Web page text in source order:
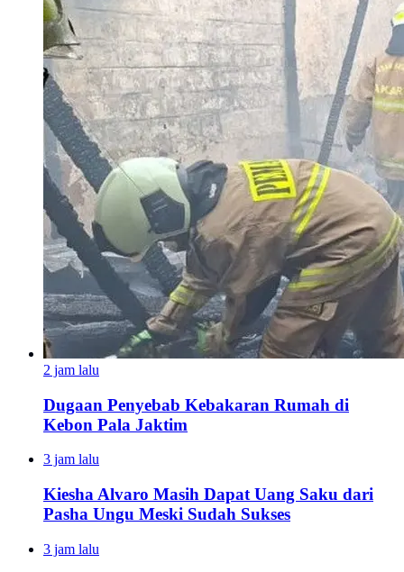
2 jam lalu
Dugaan Penyebab Kebakaran Rumah di
Kebon Pala Jaktim
3 jam lalu
Kiesha Alvaro Masih Dapat Uang Saku dari
Pasha Ungu Meski Sudah Sukses
3 jam lalu